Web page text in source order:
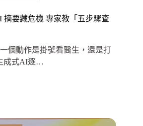
摘要藏危機 專家教「五步驟查
個動作是掛號看醫生，還是打
成式AI逐…